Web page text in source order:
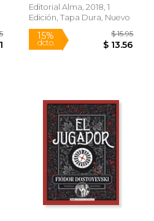
Editorial Alma, 2018, 1
Edición, Tapa Dura, Nuevo
15%
dcto.